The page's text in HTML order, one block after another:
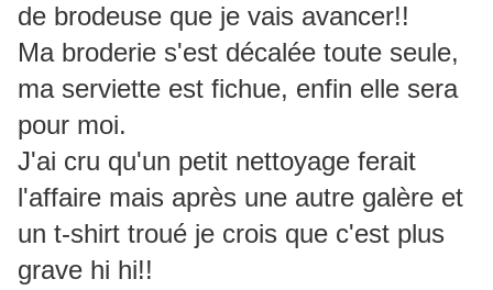
de brodeuse que je vais avancer!!
Ma broderie s'est décalée toute seule,
ma serviette est fichue, enfin elle sera
pour moi.
J'ai cru qu'un petit nettoyage ferait
l'affaire mais après une autre galère et
un t-shirt troué je crois que c'est plus
grave hi hi!!